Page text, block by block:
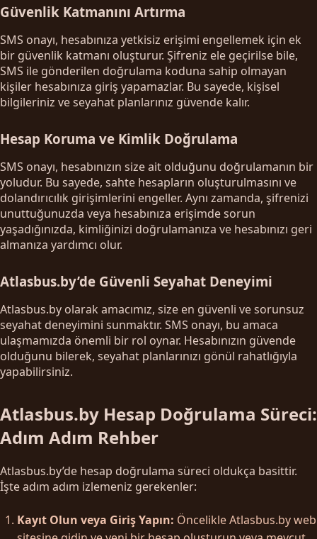
Güvenlik Katmanını Artırma
SMS onayı, hesabınıza yetkisiz erişimi engellemek için ek
bir güvenlik katmanı oluşturur. Şifreniz ele geçirilse bile,
SMS ile gönderilen doğrulama koduna sahip olmayan
kişiler hesabınıza giriş yapamazlar. Bu sayede, kişisel
bilgileriniz ve seyahat planlarınız güvende kalır.
Hesap Koruma ve Kimlik Doğrulama
SMS onayı, hesabınızın size ait olduğunu doğrulamanın bir
yoludur. Bu sayede, sahte hesapların oluşturulmasını ve
dolandırıcılık girişimlerini engeller. Aynı zamanda, şifrenizi
unuttuğunuzda veya hesabınıza erişimde sorun
yaşadığınızda, kimliğinizi doğrulamanıza ve hesabınızı geri
almanıza yardımcı olur.
Atlasbus.by’de Güvenli Seyahat Deneyimi
Atlasbus.by olarak amacımız, size en güvenli ve sorunsuz
seyahat deneyimini sunmaktır. SMS onayı, bu amaca
ulaşmamızda önemli bir rol oynar. Hesabınızın güvende
olduğunu bilerek, seyahat planlarınızı gönül rahatlığıyla
yapabilirsiniz.
Atlasbus.by Hesap Doğrulama Süreci:
Adım Adım Rehber
Atlasbus.by’de hesap doğrulama süreci oldukça basittir.
İşte adım adım izlemeniz gerekenler:
Kayıt Olun veya Giriş Yapın: Öncelikle Atlasbus.by web